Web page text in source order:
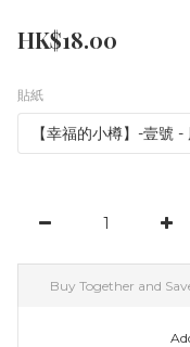
HK$18.00
貼紙
Buy Together and